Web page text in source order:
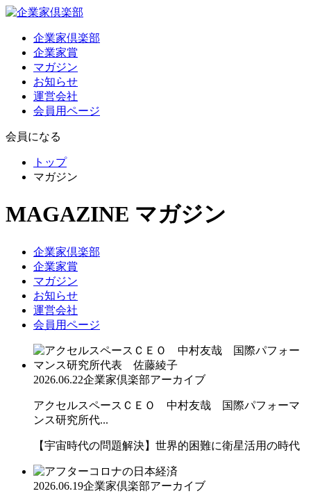
企業家倶楽部
企業家賞
マガジン
お知らせ
運営会社
会員用ページ
会員になる
トップ
マガジン
MAGAZINE マガジン
企業家倶楽部
企業家賞
マガジン
お知らせ
運営会社
会員用ページ
2026.06.22企業家倶楽部アーカイブ
アクセルスペースＣＥＯ 中村友哉 国際パフォーマ
ンス研究所代...
【宇宙時代の問題解決】世界的困難に衛星活用の時代
2026.06.19企業家倶楽部アーカイブ